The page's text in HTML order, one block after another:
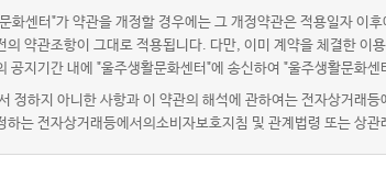
화센터"가 약관을 개정할 경우에는 그 개정약관은 적용일자 이
의 약관조항이 그대로 적용됩니다. 다만, 이미 계약을 체결한 이
공지기간 내에 "울주생활문화센터"에 송신하여 "울주생활문화
정하지 아니한 사항과 이 약관의 해석에 관하여는 전자상거래
하는 전자상거래등에서의소비자보호지침 및 관계법령 또는 상관